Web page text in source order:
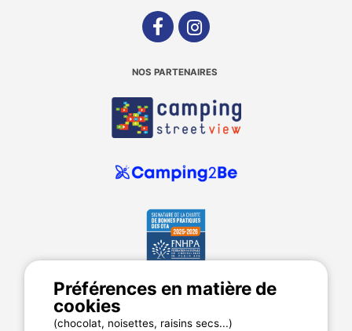
NOS PARTENAIRES
Annuaire des campings
Préférences en matière de
cookies
(chocolat, noisettes, raisins secs...)